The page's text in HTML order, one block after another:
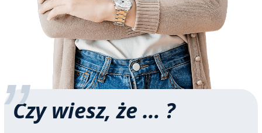
Czy wiesz, że … ?